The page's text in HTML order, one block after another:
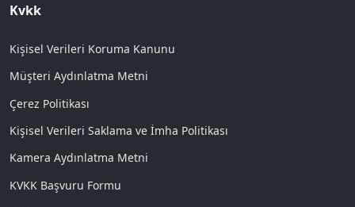
Kvkk
Kişisel Verileri Koruma Kanunu
Müşteri Aydınlatma Metni
Çerez Politikası
Kişisel Verileri Saklama ve İmha Politikası
Kamera Aydınlatma Metni
KVKK Başvuru Formu